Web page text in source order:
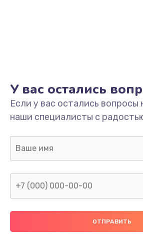
У вас остались
Если у вас остались вопросы
наши специалисты с